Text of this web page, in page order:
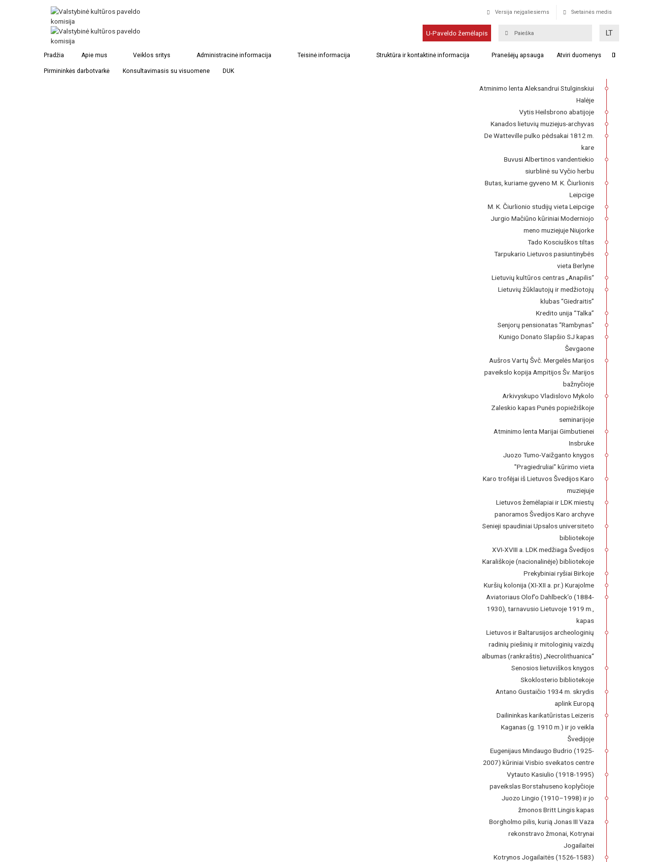
Versija neįgaliesiems Svetainės medis
U-Paveldo žemėlapis LT
Pradžia Apie mus Veiklos sritys Administracinė informacija Teisinė informacija Struktūra ir kontaktinė informacija Pranešėjų apsauga Atviri duomenys
Pirmininkės darbotvarkė Konsultavimasis su visuomene DUK
Gumbinė
Franckesche Stiftungen kompleksas,
Atminimo lenta Aleksandrui Stulginskiui
Halėje
Vytis Heilsbrono abatijoje
Kanados lietuvių muziejus-archyvas
De Watteville pulko pėdsakai 1812 m.
kare
Buvusi Albertinos vandentiekio
siurblinė su Vyčio herbu
Butas, kuriame gyveno M. K. Čiurlionis
Leipcige
M. K. Čiurlionio studijų vieta Leipcige
Jurgio Mačiūno kūriniai Moderniojo
meno muziejuje Niujorke
Tado Kosciuškos tiltas
Tarpukario Lietuvos pasiuntinybės
vieta Berlyne
Lietuvių kultūros centras „Anapilis“
Lietuvių žūklautojų ir medžiotojų
klubas “Giedraitis”
Kredito unija “Talka”
Senjorų pensionatas “Rambynas"
Kunigo Donato Slapšio SJ kapas
Ševgaone
Aušros Vartų Švč. Mergelės Marijos
paveikslo kopija Ampitijos Šv. Marijos
bažnyčioje
Arkivyskupo Vladislovo Mykolo
Zaleskio kapas Punės popiežiškoje
seminarijoje
Atminimo lenta Marijai Gimbutienei
Insbruke
Juozo Tumo-Vaižganto knygos
"Pragiedruliai" kūrimo vieta
Karo trofėjai iš Lietuvos Švedijos Karo
muziejuje
Lietuvos žemėlapiai ir LDK miestų
panoramos Švedijos Karo archyve
Senieji spaudiniai Upsalos universiteto
bibliotekoje
XVI-XVIII a. LDK medžiaga Švedijos
Karališkoje (nacionalinėje) bibliotekoje
Prekybiniai ryšiai Birkoje
Kuršių kolonija (XI-XII a. pr.) Kurajolme
Aviatoriaus Olof’o Dahlbeck’o (1884-
1930), tarnavusio Lietuvoje 1919 m.,
kapas
Lietuvos ir Baltarusijos archeologinių
radinių piešinių ir mitologinių vaizdų
albumas (rankraštis) „Necrolithuanica“
Senosios lietuviškos knygos
Skoklosterio bibliotekoje
Antano Gustaičio 1934 m. skrydis
aplink Europą
Dailininkas karikatūristas Leizeris
Kaganas (g. 1910 m.) ir jo veikla
Švedijoje
Eugenijaus Mindaugo Budrio (1925-
2007) kūriniai Visbio sveikatos centre
Vytauto Kasiulio (1918-1995)
paveikslas Borstahuseno koplyčioje
Juozo Lingio (1910–1998) ir jo
žmonos Britt Lingis kapas
Borgholmo pilis, kurią Jonas III Vaza
rekonstravo žmonai, Kotrynai
Jogailaitei
Kotrynos Jogailaitės (1526-1583)